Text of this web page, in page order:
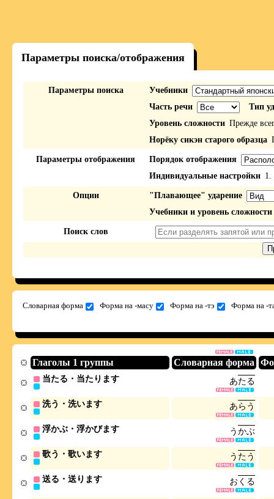
Параметры поиска/отображения
Параметры поиска
Учебники
Часть речи
Тип
Уровень сложности Прежде
Норёку сикэн старого образца
Параметры отображения
Порядок отображения
Индивидуальные настройки 1.
Опции
"Плавающее" ударение
Учебники и уровень сложности
Поиск слов
Словарная форма Форма на -масу Форма на -тэ Форма на -
Глаголы 1 группы Словарная форма
当たる・当たります あたる
洗う・洗います あら う
浮かぶ・浮かびます うかぶ
歌う・歌います う たう
送る・送ります お く る